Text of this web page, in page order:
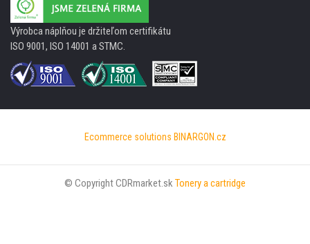
Výrobca náplňou je držiteľom certifikátu
ISO 9001, ISO 14001 a STMC.
Ecommerce solutions BINARGON.cz
© Copyright CDRmarket.sk Tonery a cartridge